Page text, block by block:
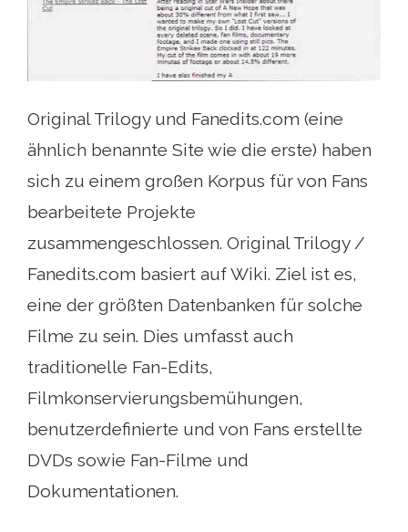
Original Trilogy und Fanedits.com (eine
ähnlich benannte Site wie die erste) haben
sich zu einem großen Korpus für von Fans
bearbeitete Projekte
zusammengeschlossen. Original Trilogy /
Fanedits.com basiert auf Wiki. Ziel ist es,
eine der größten Datenbanken für solche
Filme zu sein. Dies umfasst auch
traditionelle Fan-Edits,
Filmkonservierungsbemühungen,
benutzerdefinierte und von Fans erstellte
DVDs sowie Fan-Filme und
Dokumentationen.